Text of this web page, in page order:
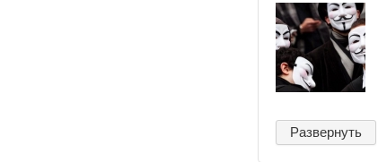
Развернуть